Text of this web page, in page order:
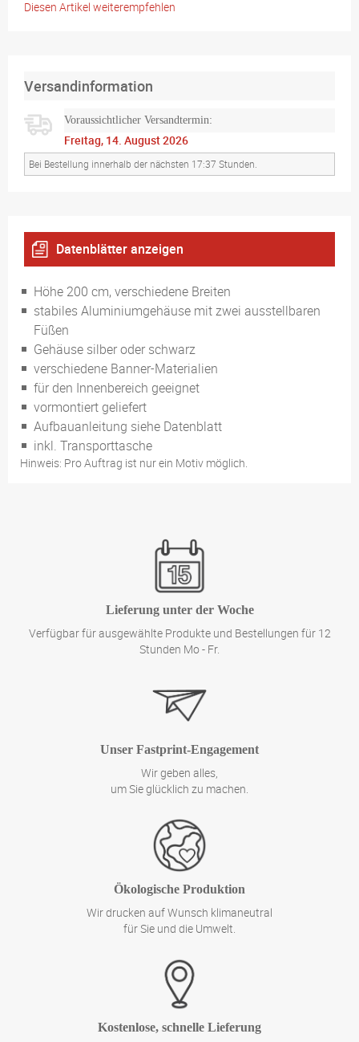
Diesen Artikel weiterempfehlen
Versandinformation
Voraussichtlicher Versandtermin:
Freitag, 14. August 2026
Bei Bestellung innerhalb der nächsten 17:37 Stunden.
Datenblätter anzeigen
geeignet für stellenweise Einsätze
Höhe 200 cm, verschiedene Breiten
stabiles Aluminiumgehäuse mit zwei ausstellbaren
Füßen
Gehäuse silber oder schwarz
verschiedene Banner-Materialien
für den Innenbereich geeignet
vormontiert geliefert
Aufbauanleitung siehe Datenblatt
inkl. Transporttasche
Hinweis: Pro Auftrag ist nur ein Motiv möglich.
Lieferung unter der Woche
Verfügbar für ausgewählte Produkte und Bestellungen für 12
Stunden Mo - Fr.
Unser Fastprint-Engagement
Wir geben alles,
um Sie glücklich zu machen.
Ökologische Produktion
Wir drucken auf Wunsch klimaneutral
für Sie und die Umwelt.
Kostenlose, schnelle Lieferung